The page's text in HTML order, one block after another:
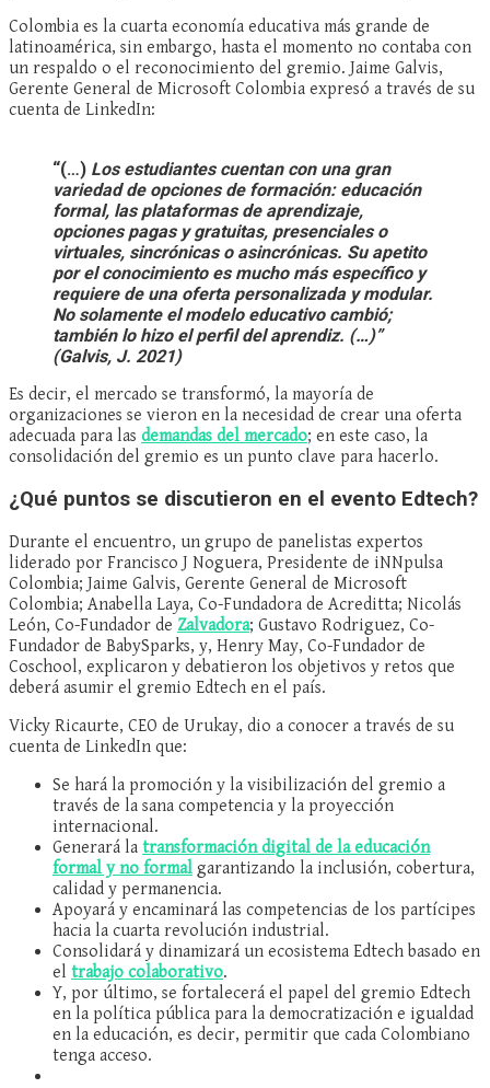
Colombia es la cuarta economía educativa más grande de
latinoamérica, sin embargo, hasta el momento no contaba con
un respaldo o el reconocimiento del gremio. Jaime Galvis,
Gerente General de Microsoft Colombia expresó a través de su
cuenta de LinkedIn:
“(…) Los estudiantes cuentan con una gran
variedad de opciones de formación: educación
formal, las plataformas de aprendizaje,
opciones pagas y gratuitas, presenciales o
virtuales, sincrónicas o asincrónicas. Su apetito
por el conocimiento es mucho más específico y
requiere de una oferta personalizada y modular.
No solamente el modelo educativo cambió;
también lo hizo el perfil del aprendiz. (…)”
(Galvis, J. 2021)
Es decir, el mercado se transformó, la mayoría de
organizaciones se vieron en la necesidad de crear una oferta
adecuada para las demandas del mercado; en este caso, la
consolidación del gremio es un punto clave para hacerlo.
¿Qué puntos se discutieron en el evento Edtech?
Durante el encuentro, un grupo de panelistas expertos
liderado por Francisco J Noguera, Presidente de iNNpulsa
Colombia; Jaime Galvis, Gerente General de Microsoft
Colombia; Anabella Laya, Co-Fundadora de Acreditta; Nicolás
León, Co-Fundador de Zalvadora; Gustavo Rodriguez, Co-
Fundador de BabySparks, y, Henry May, Co-Fundador de
Coschool, explicaron y debatieron los objetivos y retos que
deberá asumir el gremio Edtech en el país.
Vicky Ricaurte, CEO de Urukay, dio a conocer a través de su
cuenta de LinkedIn que:
Se hará la promoción y la visibilización del gremio a
través de la sana competencia y la proyección
internacional.
Generará la transformación digital de la educación
formal y no formal garantizando la inclusión, cobertura,
calidad y permanencia.
Apoyará y encaminará las competencias de los partícipes
hacia la cuarta revolución industrial.
Consolidará y dinamizará un ecosistema Edtech basado en
el trabajo colaborativo.
Y, por último, se fortalecerá el papel del gremio Edtech
en la política pública para la democratización e igualdad
en la educación, es decir, permitir que cada Colombiano
tenga acceso.